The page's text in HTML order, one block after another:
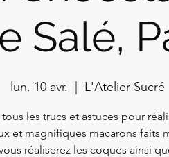
Salé,
lun. 10 avr. L'Atelier Sucré
les trucs et astuces pour
et magnifiques macarons faits
réaliserez les coques ainsi